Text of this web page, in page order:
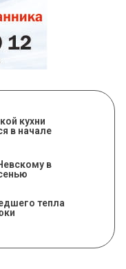
кухни
в начале
в
тепла